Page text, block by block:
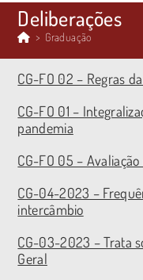
Deliberações
> Graduação
CG-FO 02 – Regras
CG-FO 01 –
pandemia
CG-FO 05 –
CG-04-2023 –
intercâmbio
CG-03-2023 – Trata
Geral